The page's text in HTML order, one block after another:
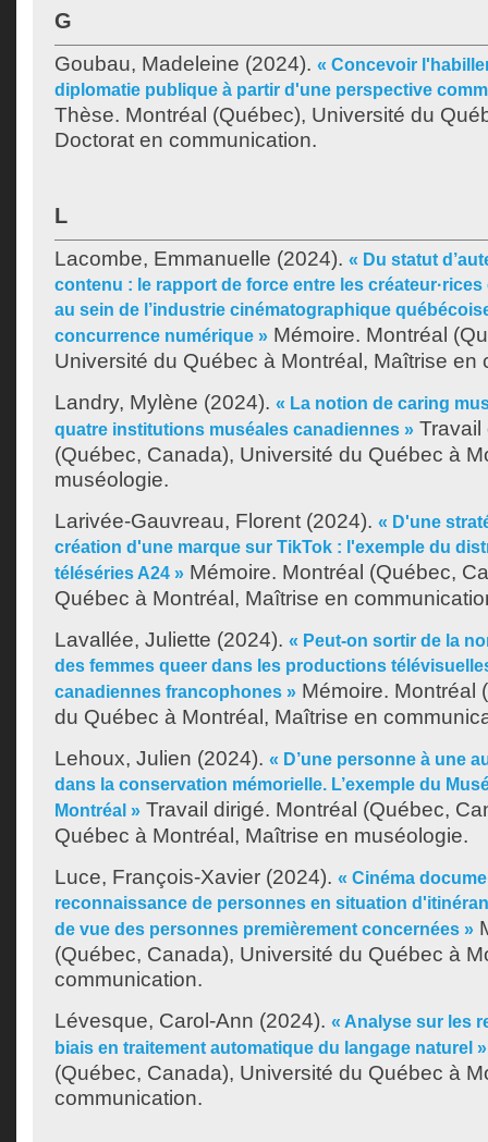
G
Goubau, Madeleine (2024). « Concevoir
diplomatie publique à partir d'une perspective
Thèse. Montréal (Québec), Université du
Doctorat en communication.
L
Lacombe, Emmanuelle (2024). « Du statut
contenu : le rapport de force entre les
au sein de l’industrie cinématographique
concurrence numérique » Mémoire. Montréal
Université du Québec à Montréal, Maîtrise en
Landry, Mylène (2024). « La notion de caring
quatre institutions muséales canadiennes » Travail
(Québec, Canada), Université du Québec à
muséologie.
Larivée-Gauvreau, Florent (2024). « D'une
création d'une marque sur TikTok : l'exemple du
téléséries A24 » Mémoire. Montréal (Québec,
Québec à Montréal, Maîtrise en
Lavallée, Juliette (2024). « Peut-on sortir de la
des femmes queer dans les productions
canadiennes francophones » Mémoire. Montréal
du Québec à Montréal, Maîtrise en
Lehoux, Julien (2024). « D’une personne à une
dans la conservation mémorielle. L’exemple du
Montréal » Travail dirigé. Montréal (Québec,
Québec à Montréal, Maîtrise en muséologie.
Luce, François-Xavier (2024). « Cinéma
reconnaissance de personnes en situation
de vue des personnes premièrement concernées »
(Québec, Canada), Université du Québec à
communication.
Lévesque, Carol-Ann (2024). « Analyse sur les
biais en traitement automatique du langage naturel »
(Québec, Canada), Université du Québec à
communication.